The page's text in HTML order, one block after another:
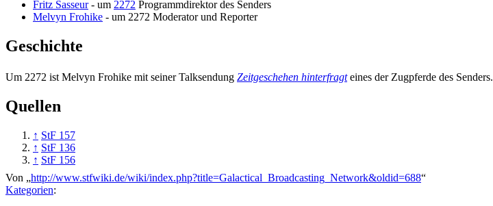
Fritz Sasseur- um 2272 Programmdirektor des Senders
Melvyn Frohike - um 2272 Moderator und Reporter
Geschichte
Um 2272 ist Melvyn Frohike mit seiner Talksendung Zeitgeschehen hinterfragteines der Zugpferde des Senders.
Quellen
↑ StF 157
↑ StF 136
↑ StF 156
Von „http://www.stfwiki.de/wiki/index.php?title=Galactical_Broadcasting_Network&oldid=688“
Kategorien: